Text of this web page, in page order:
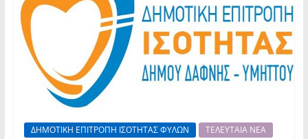
ΔΗΜΟΤΙΚΗ ΕΠΙΤΡΟΠΗ ΙΣΟΤΗΤΑΣ ΦΥΛΩΝ ΤΕΛΕΥΤΑΙΑ ΝΕΑ